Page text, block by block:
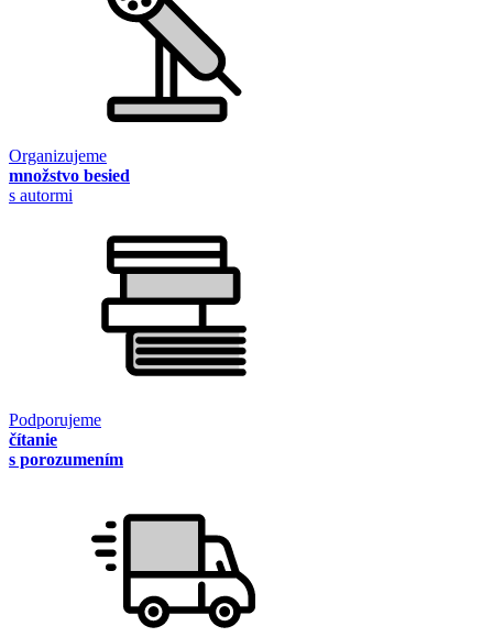
Organizujeme
množstvo besied
s autormi
Podporujeme
čítanie
s porozumením